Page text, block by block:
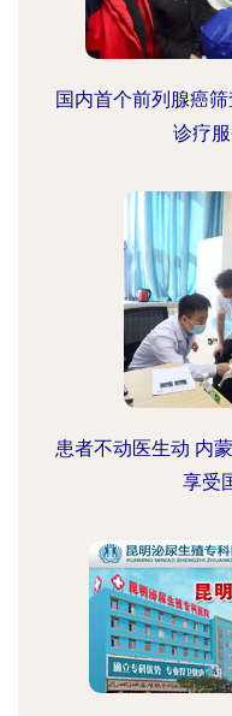
国内首个前列腺癌
诊疗
患者不动医生动 内
享受